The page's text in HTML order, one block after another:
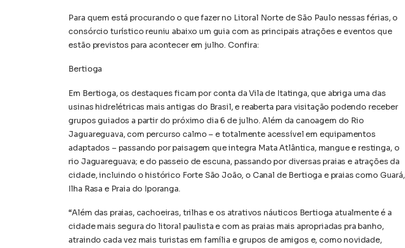
Para quem está procurando o que fazer no Litoral Norte de São Paulo nessas férias, o
consórcio turístico reuniu abaixo um guia com as principais atrações e eventos que
estão previstos para acontecer em julho. Confira:
Bertioga
Em Bertioga, os destaques ficam por conta da Vila de Itatinga, que abriga uma das
usinas hidrelétricas mais antigas do Brasil, e reaberta para visitação podendo receber
grupos guiados a partir do próximo dia 6 de julho. Além da canoagem do Rio
Jaguareguava, com percurso calmo – e totalmente acessível em equipamentos
adaptados – passando por paisagem que integra Mata Atlântica, mangue e restinga, o
rio Jaguareguava; e do passeio de escuna, passando por diversas praias e atrações da
cidade, incluindo o histórico Forte São João, o Canal de Bertioga e praias como Guará,
Ilha Rasa e Praia do Iporanga.
“Além das praias, cachoeiras, trilhas e os atrativos náuticos Bertioga atualmente é a
cidade mais segura do litoral paulista e com as praias mais apropriadas pra banho,
atraindo cada vez mais turistas em família e grupos de amigos e, como novidade,